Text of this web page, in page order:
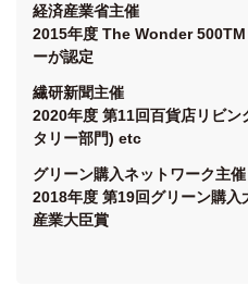
経済産業省主催
2015年度 The Wonder 500TM
ーが認定
繊研新聞主催
2020年度 第11回百貨店リビン
タリー部門) etc
グリーン購入ネットワーク主催
2018年度 第19回グリーン購
産業大臣賞